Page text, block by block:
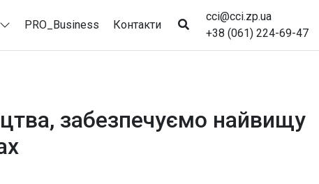
PRO_Business Контакти
cci@cci.zp.ua
+38 (061) 224-69-47
забезпечуємо найвищу